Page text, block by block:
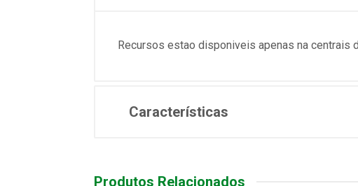
Recursos estao disponiveis apenas na centrais
Características
Produtos Relacionados